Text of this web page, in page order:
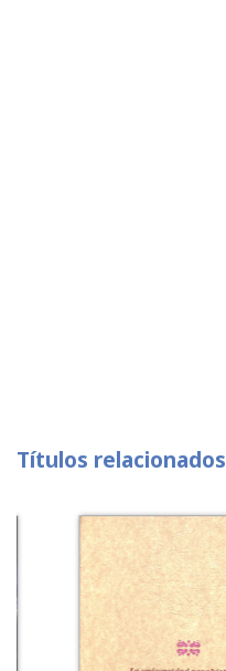
Títulos relacionados